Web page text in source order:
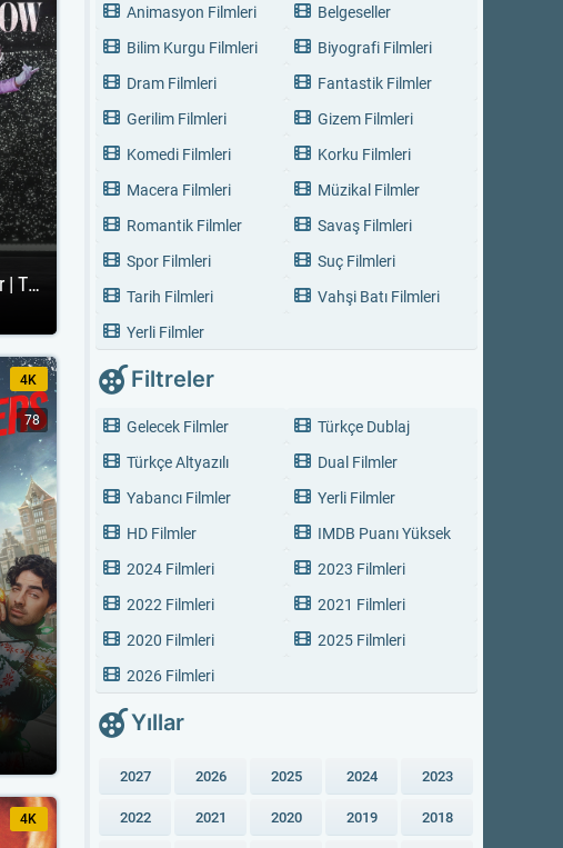
Taylor Swift | The Eras Tour | The Final Show
4K
78
4K
Animasyon Filmleri
Belgeseller
Bilim Kurgu Filmleri
Biyografi Filmleri
Dram Filmleri
Fantastik Filmler
Gerilim Filmleri
Gizem Filmleri
Komedi Filmleri
Korku Filmleri
Macera Filmleri
Müzikal Filmler
Romantik Filmler
Savaş Filmleri
Spor Filmleri
Suç Filmleri
Tarih Filmleri
Vahşi Batı Filmleri
Yerli Filmler
Filtreler
Gelecek Filmler
Türkçe Dublaj
Türkçe Altyazılı
Dual Filmler
Yabancı Filmler
Yerli Filmler
HD Filmler
IMDB Puanı Yüksek
2024 Filmleri
2023 Filmleri
2022 Filmleri
2021 Filmleri
2020 Filmleri
2025 Filmleri
2026 Filmleri
Yıllar
2027 2026 2025 2024 2023
2022 2021 2020 2019 2018